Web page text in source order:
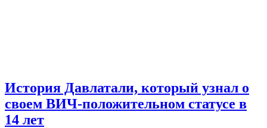
История Давлатали, который узнал о
своем ВИЧ-положительном статусе в
14 лет